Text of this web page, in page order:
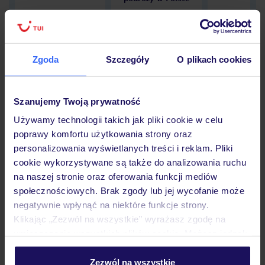
Zgoda Szczegóły O plikach cookies
Szanujemy Twoją prywatność
Używamy technologii takich jak pliki cookie w celu
poprawy komfortu użytkowania strony oraz
personalizowania wyświetlanych treści i reklam. Pliki
cookie wykorzystywane są także do analizowania ruchu
na naszej stronie oraz oferowania funkcji mediów
społecznościowych. Brak zgody lub jej wycofanie może
negatywnie wpłynąć na niektóre funkcje strony.
Klikając „Zezwól na wszystkie” wyrażasz zgodę na
personalizować swój wybór wchodząc w zakładkę
Zezwól na wszystkie
Hotel
Opinie
Pokoje
Wyżywienie
Atrakcje